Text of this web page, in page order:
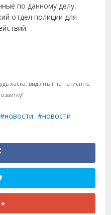
по данному делу,
отдел полиции для
виділіть її та натисніть
новости
новости